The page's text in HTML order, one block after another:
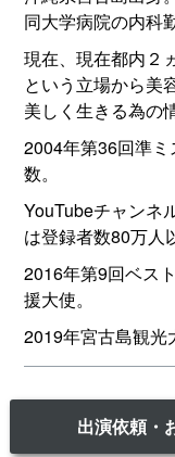
同大学病院の内科
現在、現在都内２
という立場から美
美しく生きる為の
2004年第36回準
数。
YouTubeチャンネ
は登録者数80万人
2016年第9回ベス
援大使。
2019年宮古島観光
出演依頼・